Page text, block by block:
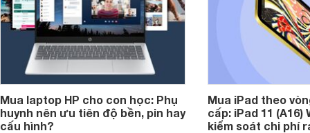
Mua laptop HP cho con học: Phụ
huynh nên ưu tiên độ bền, pin hay
cấu hình?
Mua iPad theo
cấp: iPad 11 (A16)
kiểm soát chi phí